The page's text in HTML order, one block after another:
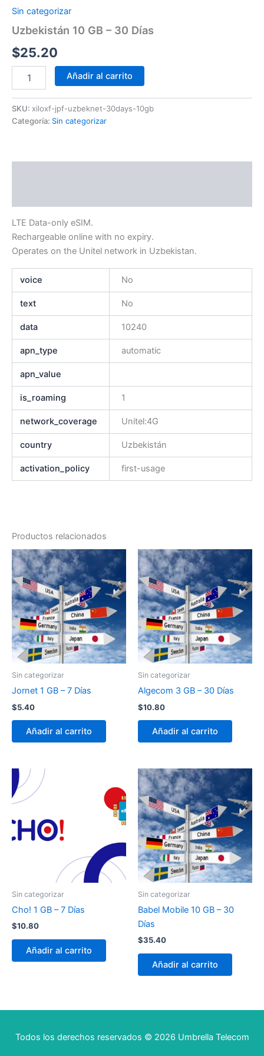
Sin categorizar
Uzbekistán 10 GB – 30 Días
$25.20
Añadir al carrito
SKU: xiloxf-jpf-uzbeknet-30days-10gb
Categoría: Sin categorizar
LTE Data-only eSIM.
Rechargeable online with no expiry.
Operates on the Unitel network in Uzbekistan.
voice No
text No
data 10240
apn_type automatic
apn_value
is_roaming 1
network_coverage Unitel:4G
country Uzbekistán
activation_policy first-usage
Productos relacionados
Sin categorizar
Jornet 1 GB – 7 Días
$5.40
Añadir al carrito
Sin categorizar
Algecom 3 GB – 30 Días
$10.80
Añadir al carrito
Sin categorizar
Cho! 1 GB – 7 Días
$10.80
Añadir al carrito
Sin categorizar
Babel Mobile 10 GB – 30
Días
$35.40
Añadir al carrito
Todos los derechos reservados © 2026 Umbrella Telecom